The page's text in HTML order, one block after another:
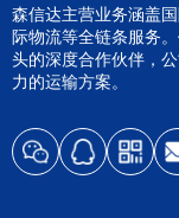
森信达主营业务涵盖
际物流等全链条服务
头的深度合作伙伴，
力的运输方案。